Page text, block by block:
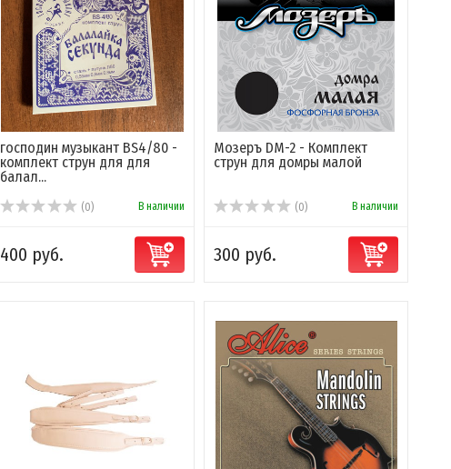
господин музыкант BS4/80 -
комплект струн для для
балал...
(0) В наличии
400 руб.
Мозеръ DM-2 - Комплект
струн для домры малой
(0) В наличии
300 руб.